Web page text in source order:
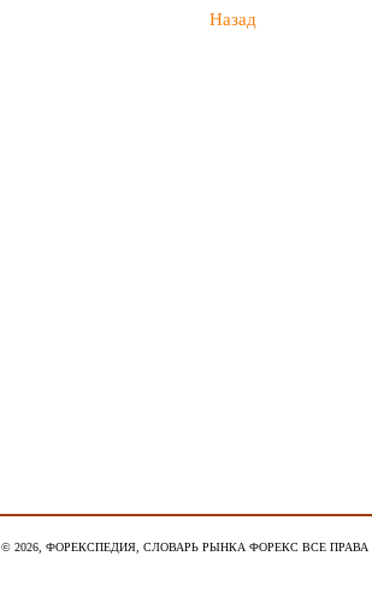
Назад
© 2026, ФОРЕКСПЕДИЯ, СЛОВАРЬ РЫНКА ФОРЕКС ВСЕ